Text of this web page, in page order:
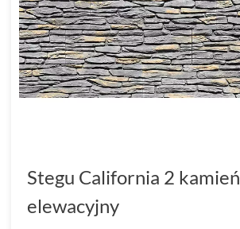
Stegu California 2 kamień
elewacyjny